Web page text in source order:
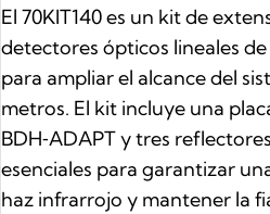
El 70KIT140 es un kit de
detectores ópticos lineales
para ampliar el alcance del
metros. El kit incluye una
BDH‑ADAPT y tres
esenciales para garantizar
haz infrarrojo y mantener la